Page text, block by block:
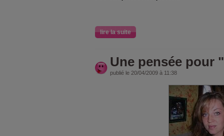
lire la suite
Une pensée pour
publié le 20/04/2009 à 11:38